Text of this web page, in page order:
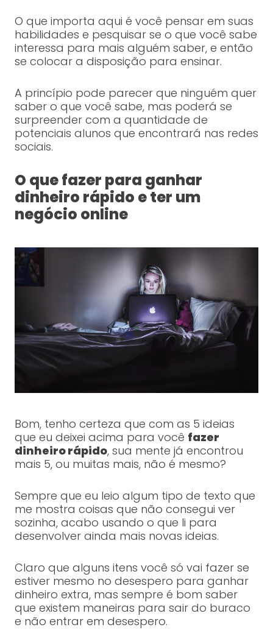
O que importa aqui é você pensar em suas
habilidades e pesquisar se o que você sabe
interessa para mais alguém saber, e então
se colocar a disposição para ensinar.
A princípio pode parecer que ninguém quer
saber o que você sabe, mas poderá se
surpreender com a quantidade de
potenciais alunos que encontrará nas redes
sociais.
O que fazer para ganhar
dinheiro rápido e ter um
negócio online
Bom, tenho certeza que com as 5 ideias
que eu deixei acima para você fazer
dinheiro rápido, sua mente já encontrou
mais 5, ou muitas mais, não é mesmo?
Sempre que eu leio algum tipo de texto que
me mostra coisas que não consegui ver
sozinha, acabo usando o que li para
desenvolver ainda mais novas ideias.
Claro que alguns itens você só vai fazer se
estiver mesmo no desespero para ganhar
dinheiro extra, mas sempre é bom saber
que existem maneiras para sair do buraco
e não entrar em desespero.